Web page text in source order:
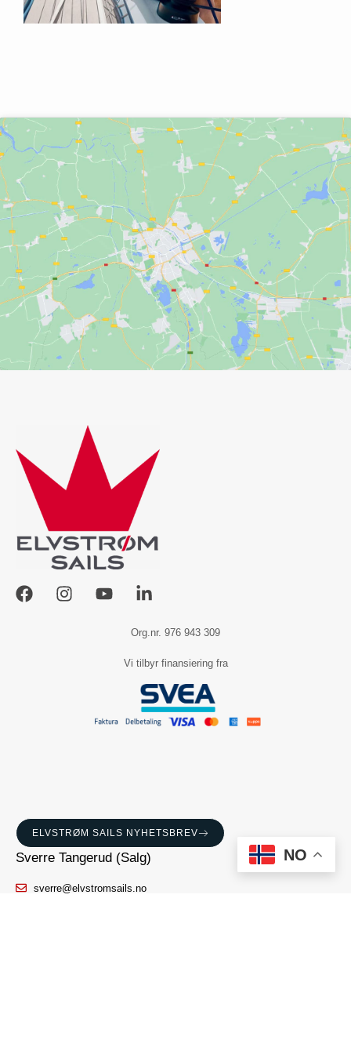
Org.nr. 976 943 309
Vi tilbyr finansiering fra
Sverre Tangerud (Salg)
sverre@elvstromsails.no
ELVSTRØM SAILS NYHETSBREV
NO